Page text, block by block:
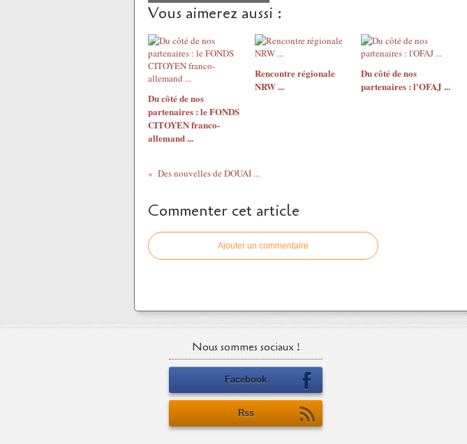
Vous aimerez aussi :
Du côté de nos
partenaires : le FONDS
CITOYEN franco-
allemand ...
Rencontre régionale
NRW ...
Du côté de nos
partenaires : l'OFAJ ...
Des nouvelles de DOUAI ...
Commenter cet article
Ajouter un commentaire
Nous sommes sociaux !
Facebook
Rss